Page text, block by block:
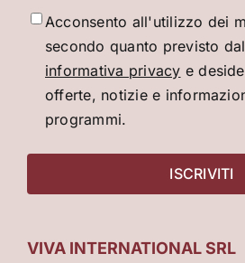
Acconsento all'utilizzo dei
secondo quanto previsto
informativa privacy e
offerte, notizie e
programmi.
VIVA INTERNATIONAL SRL